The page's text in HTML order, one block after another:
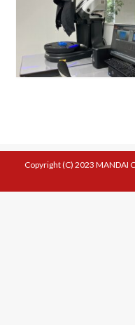
Copyright (C) 2023 MANDAI